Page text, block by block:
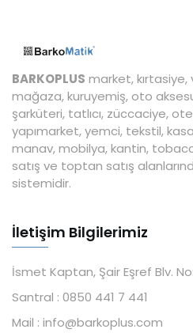
BARKOPLUS market,
mağaza, kuruyemiş, oto
şarküteri, tatlıcı, züccaciye,
yapımarket, yemci, tekstil,
manav, mobilya, kantin,
satış ve toptan satış
sistemidir.
İletişim Bilgilerimiz
İsmet Kaptan, Şair Eşref Blv.
Santral : 0850 441 7 441
Mail : info@barkoplus.com